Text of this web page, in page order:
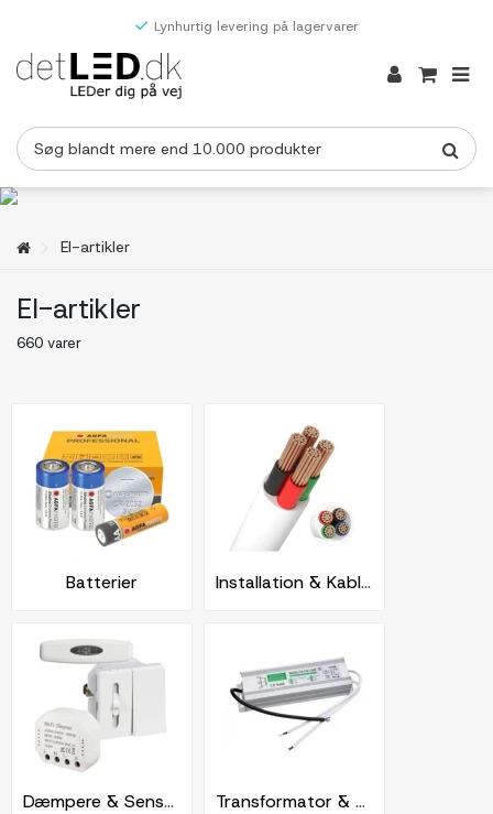
Lynhurtig levering på lagervarer
El-artikler
El-artikler
660 varer
Batterier Installation & Kabler
Dæmpere & Sensorer Transformator & Drivers